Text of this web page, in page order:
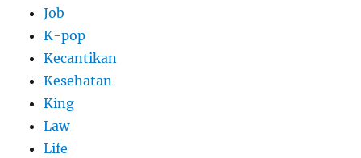
Job
K-pop
Kecantikan
Kesehatan
King
Law
Life